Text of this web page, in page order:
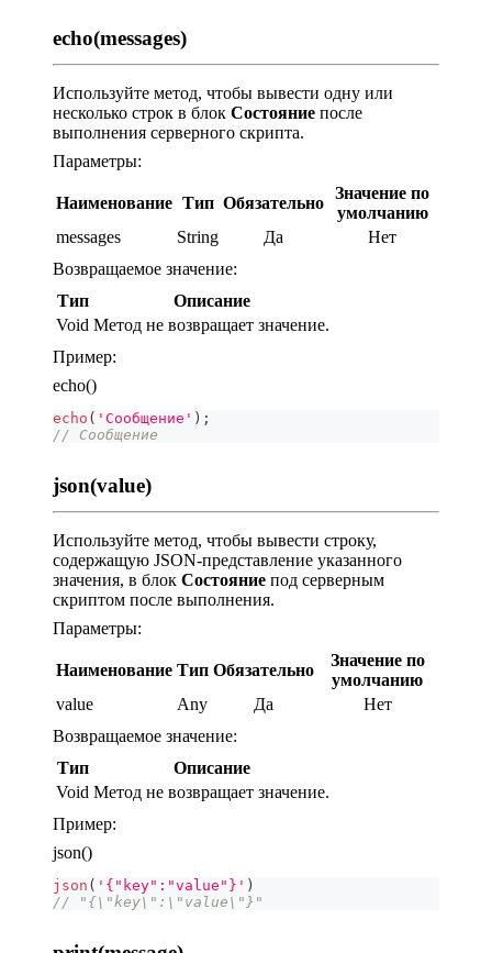
echo(messages)
Используйте метод, чтобы вывести одну или
несколько строк в блок Состояние после
выполнения серверного скрипта.
Параметры:
Наименование Тип Обязательно
Значение по
умолчанию
messages
String Да
Нет
Возвращаемое значение:
Тип
Описание
Void Метод не возвращает значение.
Пример:
echo()
echo ( 'Сообщение' ) ;
// Сообщение
json(value)
Используйте метод, чтобы вывести строку,
содержащую JSON-представление указанного
значения, в блок Состояние под серверным
скриптом после выполнения.
Параметры:
Наименование Тип Обязательно
Значение по
умолчанию
value
Any Да
Нет
Возвращаемое значение:
Тип
Описание
Void Метод не возвращает значение.
Пример:
json()
json ( '{"key":"value"}' )
// "{\"key\":\"value\"}"